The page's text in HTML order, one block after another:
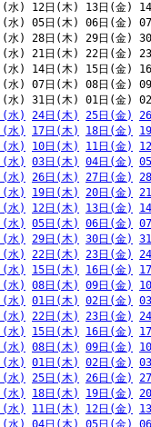
(水) 12日(木) 13日(金)
(水) 05日(木) 06日(金)
(水) 28日(木) 29日(金)
(水) 21日(木) 22日(金)
(水) 14日(木) 15日(金)
(水) 07日(木) 08日(金)
(水) 31日(木) 01日(金)
(水) 24日(木) 25日(金)
(水) 17日(木) 18日(金)
(水) 10日(木) 11日(金)
(水) 03日(木) 04日(金)
(水) 26日(木) 27日(金)
(水) 19日(木) 20日(金)
(水) 12日(木) 13日(金)
(水) 05日(木) 06日(金)
(水) 29日(木) 30日(金)
(水) 22日(木) 23日(金)
(水) 15日(木) 16日(金)
(水) 08日(木) 09日(金)
(水) 01日(木) 02日(金)
(水) 22日(木) 23日(金)
(水) 15日(木) 16日(金)
(水) 08日(木) 09日(金)
(水) 01日(木) 02日(金)
(水) 25日(木) 26日(金)
(水) 18日(木) 19日(金)
(水) 11日(木) 12日(金)
(水) 04日(木) 05日(金)